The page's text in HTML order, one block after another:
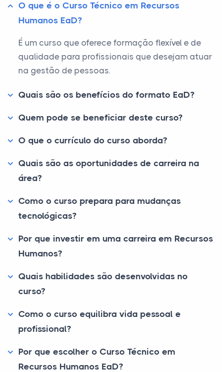
O que é o Curso Técnico em Recursos
Humanos EaD?
É um curso que oferece formação flexível e de
qualidade para profissionais que desejam atuar
na gestão de pessoas.
Quais são os benefícios do formato EaD?
Quem pode se beneficiar deste curso?
O que o currículo do curso aborda?
Quais são as oportunidades de carreira na
área?
Como o curso prepara para mudanças
tecnológicas?
Por que investir em uma carreira em Recursos
Humanos?
Quais habilidades são desenvolvidas no
curso?
Como o curso equilibra vida pessoal e
profissional?
Por que escolher o Curso Técnico em
Recursos Humanos EaD?